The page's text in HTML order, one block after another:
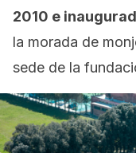
2010 e
la morada de
sede de la